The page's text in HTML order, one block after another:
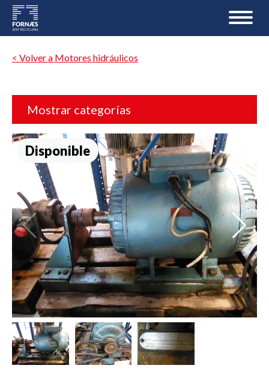
< Volver a Motores hidráulicos
Mostrar categorías
Disponible